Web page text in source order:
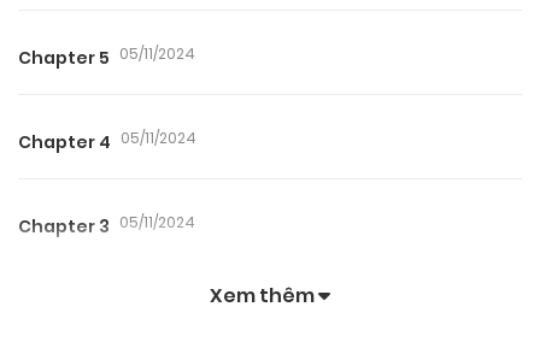
Chapter 5 05/11/2024
Chapter 4 05/11/2024
Chapter 3 05/11/2024
Xem thêm